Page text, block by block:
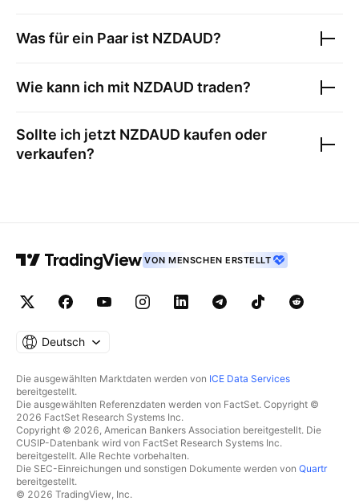
Was für ein Paar ist NZDAUD?
Wie kann ich mit NZDAUD traden?
Sollte ich jetzt NZDAUD kaufen oder
verkaufen?
VON MENSCHEN ERSTELLT
Deutsch
Die ausgewählten Marktdaten werden von ICE Data Services
bereitgestellt.
Die ausgewählten Referenzdaten werden von FactSet. Copyright ©
2026 FactSet Research Systems Inc.
Copyright © 2026, American Bankers Association bereitgestellt. Die
CUSIP-Datenbank wird von FactSet Research Systems Inc.
bereitgestellt. Alle Rechte vorbehalten.
Die SEC-Einreichungen und sonstigen Dokumente werden von Quartr
bereitgestellt.
© 2026 TradingView, Inc.